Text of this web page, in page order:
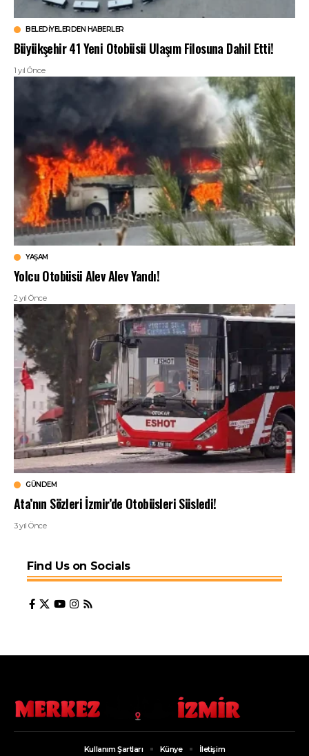
BELEDIYELERDEN HABERLER
Büyükşehir 41 Yeni Otobüsü Ulaşım Filosuna Dahil Etti!
1 yıl Önce
YAŞAM
Yolcu Otobüsü Alev Alev Yandı!
2 yıl Önce
GÜNDEM
Ata’nın Sözleri İzmir’de Otobüsleri Süsledi!
3 yıl Önce
Find Us on Socials
Kullanım Şartları Künye İletişim